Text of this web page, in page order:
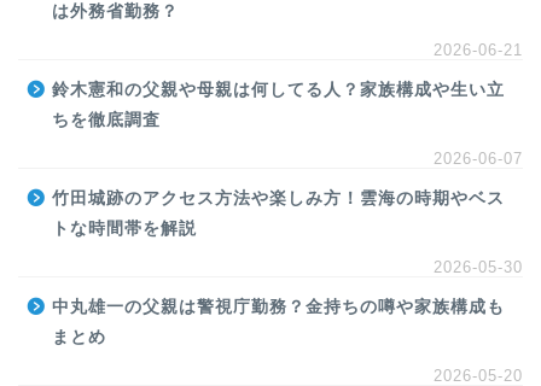
は外務省勤務？
2026-06-21
鈴木憲和の父親や母親は何してる人？家族構成や生い立
ちを徹底調査
2026-06-07
竹田城跡のアクセス方法や楽しみ方！雲海の時期やベス
トな時間帯を解説
2026-05-30
中丸雄一の父親は警視庁勤務？金持ちの噂や家族構成も
まとめ
2026-05-20